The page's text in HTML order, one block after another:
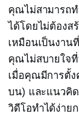
คุณไม่สามารถท
ได้โดยไม่ต้องส
เหมือนเป็นงาน
คุณไม่สบายใจที่
เมื่อคุณมีการตั้
บน) และแนวคิ
วิดีโอทำได้ง่าย